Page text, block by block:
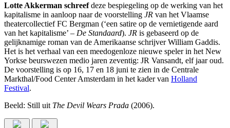
Lotte Akkerman schreefdeze bespiegeling op de werking van het
kapitalisme in aanloop naar de voorstelling JR van het Vlaamse
theatercollectief FC Bergman (‘een satire op de vernietigende aard
van het kapitalisme’ – De Standaard). JR is gebaseerd op de
gelijknamige roman van de Amerikaanse schrijver William Gaddis.
Het is het verhaal van een meedogenloze nieuwe speler in het New
Yorkse beurswezen medio jaren zeventig: JR Vansandt, elf jaar oud.
De voorstelling is op 16, 17 en 18 juni te zien in de Centrale
Markthal/Food Center Amsterdam in het kader van Holland
Festival.
Beeld: Still uit The Devil Wears Prada (2006).